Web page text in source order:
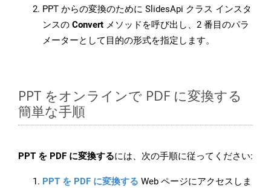
PPT からの変換のために SlidesApi クラス インスタ
ンスの Convert メソッドを呼び出し、2 番目のパラ
メーターとして目的の形式を指定します。
PPT をオンラインで PDF に変換する
簡単な手順
PPT を PDF に変換するには、次の手順に従ってください:
PPT を PDF に変換する Web ページにアクセスしま